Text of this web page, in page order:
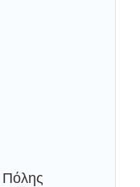
Πόλης